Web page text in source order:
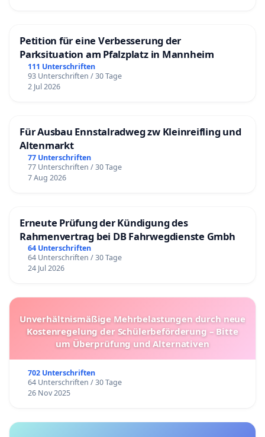
Petition für eine Verbesserung der
Parksituation am Pfalzplatz in Mannheim
111 Unterschriften
93 Unterschriften / 30 Tage
2 Jul 2026
Für Ausbau Ennstalradweg zw Kleinreifling und
Altenmarkt
77 Unterschriften
77 Unterschriften / 30 Tage
7 Aug 2026
Erneute Prüfung der Kündigung des
Rahmenvertrag bei DB Fahrwegdienste Gmbh
64 Unterschriften
64 Unterschriften / 30 Tage
24 Jul 2026
Unverhältnismäßige Mehrbelastungen durch neue
Kostenregelung der Schülerbeförderung – Bitte
um Überprüfung und Alternativen
702 Unterschriften
64 Unterschriften / 30 Tage
26 Nov 2025